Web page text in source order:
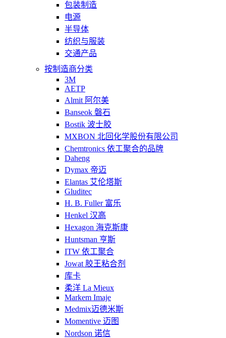
包装制造
电源
半导体
纺织与服装
交通产品
按制造商分类
3M
AETP
Almit 阿尔美
Banseok 磐石
Bostik 波士胶
MXBON 北回化学股份有限公司
Chemtronics 依工聚合的品牌
Daheng
Dymax 帝迈
Elantas 艾伦塔斯
Gluditec
H. B. Fuller 富乐
Henkel 汉高
Hexagon 海克斯康
Huntsman 亨斯
ITW 依工聚合
Jowat 胶王粘合剂
库卡
柔洋 La Mieux
Markem Imaje
Medmix迈德米斯
Momentive 迈图
Nordson 诺信